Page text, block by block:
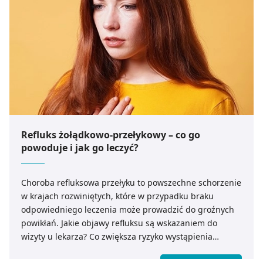
Refluks żołądkowo-przełykowy – co go
powoduje i jak go leczyć?
Choroba refluksowa przełyku to powszechne schorzenie
w krajach rozwiniętych, które w przypadku braku
odpowiedniego leczenia może prowadzić do groźnych
powikłań. Jakie objawy refluksu są wskazaniem do
wizyty u lekarza? Co zwiększa ryzyko wystąpienia